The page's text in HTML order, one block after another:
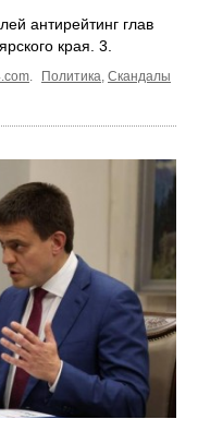
антирейтинг глав
края. 3.
. Политика, Скандалы